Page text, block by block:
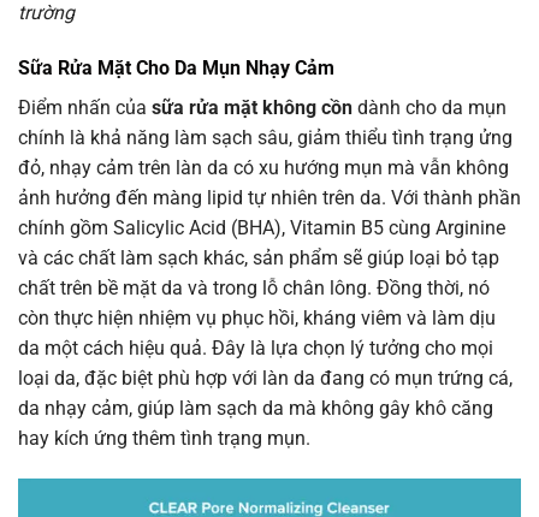
trường
Sữa Rửa Mặt Cho Da Mụn Nhạy Cảm
Điểm nhấn của sữa rửa mặt không cồn dành cho da mụn
chính là khả năng làm sạch sâu, giảm thiểu tình trạng ửng
đỏ, nhạy cảm trên làn da có xu hướng mụn mà vẫn không
ảnh hưởng đến màng lipid tự nhiên trên da. Với thành phần
chính gồm Salicylic Acid (BHA), Vitamin B5 cùng Arginine
và các chất làm sạch khác, sản phẩm sẽ giúp loại bỏ tạp
chất trên bề mặt da và trong lỗ chân lông. Đồng thời, nó
còn thực hiện nhiệm vụ phục hồi, kháng viêm và làm dịu
da một cách hiệu quả. Đây là lựa chọn lý tưởng cho mọi
loại da, đặc biệt phù hợp với làn da đang có mụn trứng cá,
da nhạy cảm, giúp làm sạch da mà không gây khô căng
hay kích ứng thêm tình trạng mụn.